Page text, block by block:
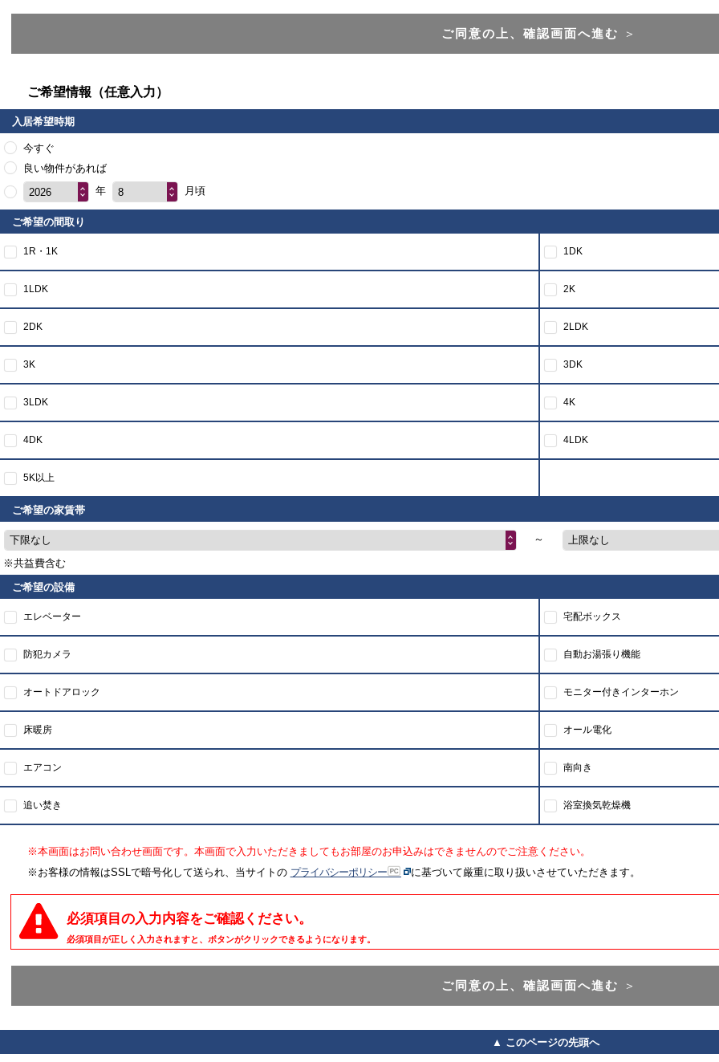
ご同意の上、確認画面へ進む ＞
ご希望情報（任意入力）
入居希望時期
今すぐ
良い物件があれば
2026
年 8 月頃
ご希望の間取り
1R・1K 1DK
1LDK 2K
2DK 2LDK
3K 3DK
3LDK 4K
4DK 4LDK
5K以上
ご希望の家賃帯
下限なし ～
上限なし
※共益費含む
ご希望の設備
エレベーター 宅配ボックス
防犯カメラ 自動お湯張り機能
オートドアロック モニター付きインターホン
床暖房 オール電化
エアコン 南向き
追い焚き 浴室換気乾燥機
※本画面はお問い合わせ画面です。本画面で入力いただきましてもお部屋のお申込みはできませんのでご注意ください。
※お客様の情報はSSLで暗号化して送られ、当サイトの プライバシーポリシー に基づいて厳重に取り扱いさせていただきます。
必須項目の入力内容をご確認ください。
必須項目が正しく入力されますと、ボタンがクリックできるようになります。
ご同意の上、確認画面へ進む ＞
▲ このページの先頭へ